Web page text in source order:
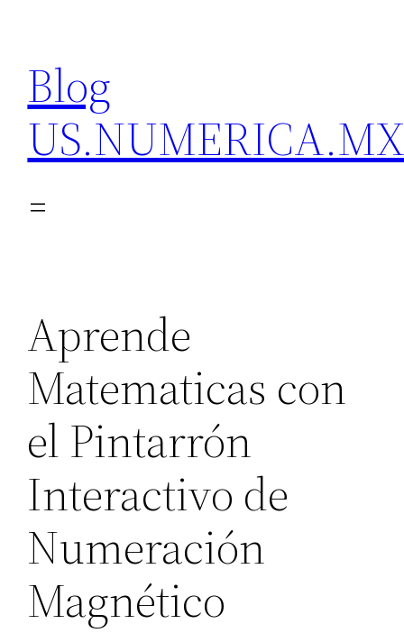
content
Blog
Aprende
Matematicas con
el Pintarrón
Interactivo de
Numeración
Magnético